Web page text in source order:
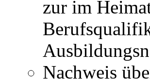
zur im
Nachweis